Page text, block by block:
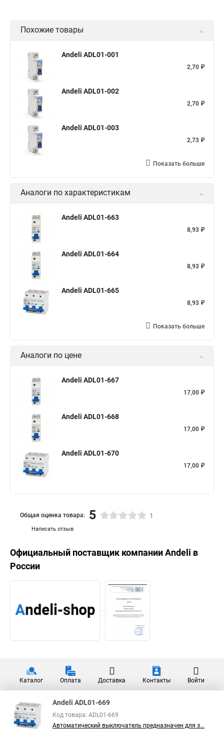
Похожие товары
Andeli ADL01-001
2,70 ₽
Andeli ADL01-002
2,70 ₽
Andeli ADL01-003
2,73 ₽
Показать больше
Аналоги по характеристикам
Andeli ADL01-663
8,93 ₽
Andeli ADL01-664
8,93 ₽
Andeli ADL01-665
8,93 ₽
Показать больше
Аналоги по цене
Andeli ADL01-667
17,00 ₽
Andeli ADL01-668
17,00 ₽
Andeli ADL01-670
17,00 ₽
Написать отзыв
Общая оценка товара: 5 1
Официальный поставщик компанииAndeli в
России
Каталог Оплата Доставка Контакты Войти
Andeli ADL01-669
Код товара: ADL01-669
Автоматический выключатель предназначен для з...